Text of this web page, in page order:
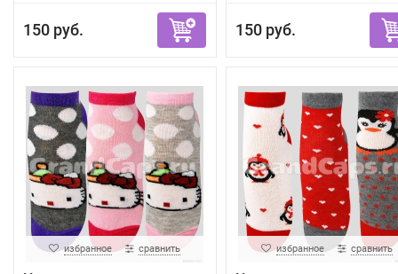
150 руб. 150 руб.
избранное сравнить избранное сравнить